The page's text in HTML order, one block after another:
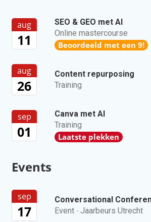
aug
11
SEO & GEO met AI
Online mastercourse
Beoordeeld met een 9!
aug
26
Content repurposing
Training
sep
01
Canva met AI
Training
Laatste plekken
Events
sep
17
Conversational
Event · Jaarbeurs Utrecht